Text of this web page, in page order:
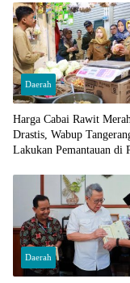
Daerah
Harga Cabai Rawit
Drastis, Wabup
Lakukan Pemantauan di
Daerah